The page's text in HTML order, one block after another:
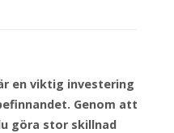
en viktig investering
Genom att
göra stor skillnad